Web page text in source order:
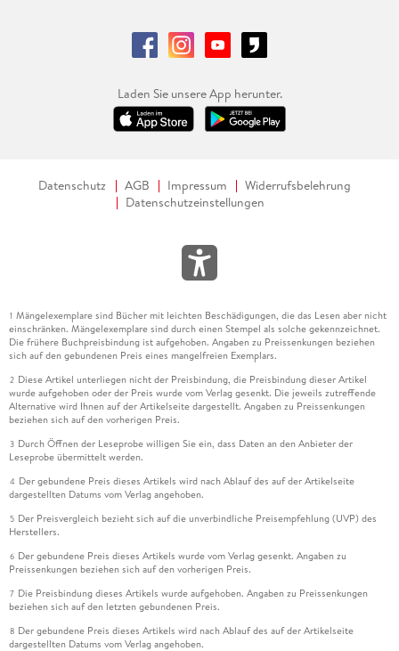
Laden Sie unsere App herunter.
Datenschutz AGB Impressum
Widerrufsbelehrung
Datenschutzeinstellungen
1 Mängelexemplare sind Bücher mit leichten Beschädigungen, die das Lesen aber nicht
einschränken. Mängelexemplare sind durch einen Stempel als solche gekennzeichnet.
Die frühere Buchpreisbindung ist aufgehoben. Angaben zu Preissenkungen beziehen
sich auf den gebundenen Preis eines mangelfreien Exemplars.
2 Diese Artikel unterliegen nicht der Preisbindung, die Preisbindung dieser Artikel
wurde aufgehoben oder der Preis wurde vom Verlag gesenkt. Die jeweils zutreffende
Alternative wird Ihnen auf der Artikelseite dargestellt. Angaben zu Preissenkungen
beziehen sich auf den vorherigen Preis.
3 Durch Öffnen der Leseprobe willigen Sie ein, dass Daten an den Anbieter der
Leseprobe übermittelt werden.
4 Der gebundene Preis dieses Artikels wird nach Ablauf des auf der Artikelseite
dargestellten Datums vom Verlag angehoben.
5 Der Preisvergleich bezieht sich auf die unverbindliche Preisempfehlung (UVP) des
Herstellers.
6 Der gebundene Preis dieses Artikels wurde vom Verlag gesenkt. Angaben zu
Preissenkungen beziehen sich auf den vorherigen Preis.
7 Die Preisbindung dieses Artikels wurde aufgehoben. Angaben zu Preissenkungen
beziehen sich auf den letzten gebundenen Preis.
8 Der gebundene Preis dieses Artikels wird nach Ablauf des auf der Artikelseite
dargestellten Datums vom Verlag angehoben.